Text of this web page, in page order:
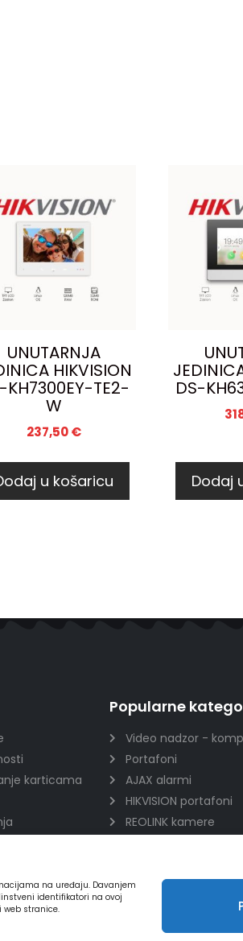
na uređaju. Davanjem
identifikatori na ovoj
web stranice.
UNUTARNJA
HIKVISION
KH7300EY-TE2-
W
237,50€
u košaricu
DS-
Dodaj
karticama
Popularne
Video nadzor -
Portafoni
AJAX alarmi
HIKVISION portafoni
REOLINK kamere